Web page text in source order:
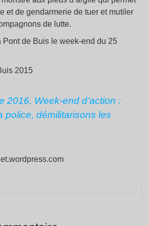
et de gendarmerie de tuer et mutiler
de lutte.
Pont de Buis le week-end du 25
2015
2016, Week-end d’action :
police, démilitarisons les